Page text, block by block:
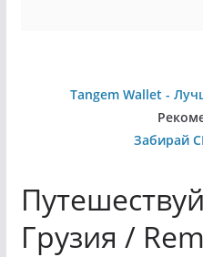
Tangem Wallet -
Забирай
Грузия /